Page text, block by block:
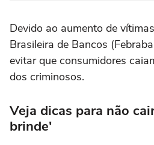
Devido ao aumento de
Brasileira de Bancos
evitar que consumidores
dos criminosos.
Veja dicas para não
brinde'